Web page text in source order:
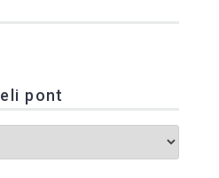
pont